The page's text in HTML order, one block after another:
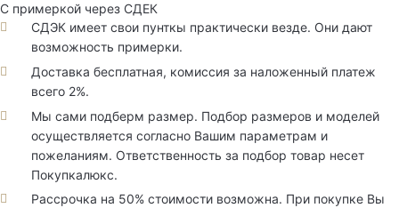
С примеркой через СДЕК
СДЭК имеет свои пунткы практически везде. Они дают
возможность примерки.
Доставка бесплатная, комиссия за наложенный платеж
всего 2%.
Мы сами подберм размер. Подбор размеров и моделей
осуществляется согласно Вашим параметрам и
пожеланиям. Ответственность за подбор товар несет
Покупкалюкс.
Рассрочка на 50% стоимости возможна. При покупке Вы